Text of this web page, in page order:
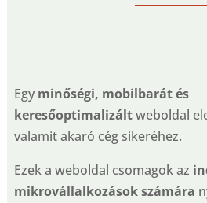
Egy minőségi, mobilbarát és
keresőoptimalizáltweboldal
valamit akaró cég sikeréhez.
Ezek a weboldal csomagok az
mikrovállalkozások számára